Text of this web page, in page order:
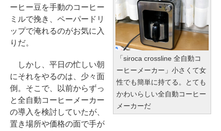
「siroca crossline 全自動コ
ーヒーメーカー」小さくて女
性でも簡単に持てる。とても
かわいらしい全自動コーヒー
メーカーだ
ーヒー豆を手動のコーヒー
ミルで挽き、ペーパードリ
ップで淹れるのがお気に入
りだ。
しかし、平日の忙しい朝
にそれをやるのは、少々面
倒。そこで、以前からずっ
と全自動コーヒーメーカー
の導入を検討していたが、
置き場所や価格の面で手が